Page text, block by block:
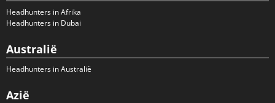
Headhunters in Afrika
Headhunters in Dubai
Australië
Headhunters in Australië
Azië